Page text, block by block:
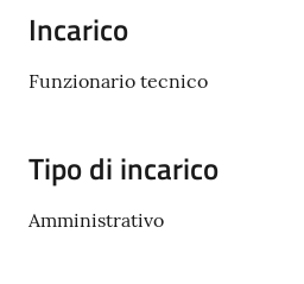
Vivere
il
Incarico
Funzionario tecnico
Tipo di incarico
Amministrativo